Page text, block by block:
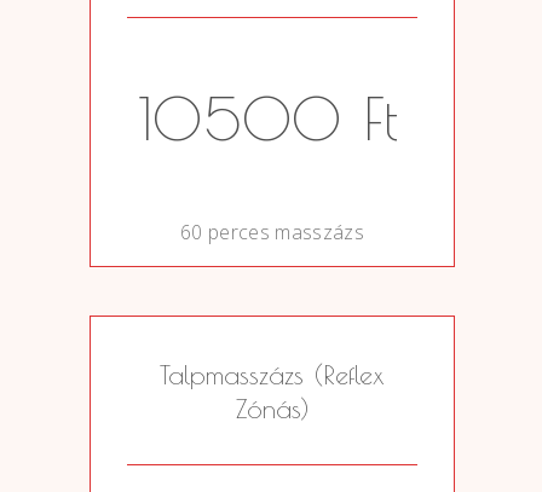
10500 Ft
60 perces masszázs
Talpmasszázs (reflex
Zónás)